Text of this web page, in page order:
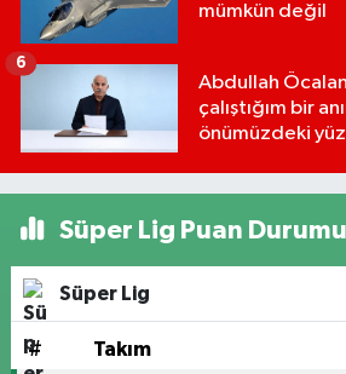
mümkün değil
Abdullah
çalıştığım bir
önümüzdeki
6
Süper Lig Puan Durumu
Süper Lig
# Takım